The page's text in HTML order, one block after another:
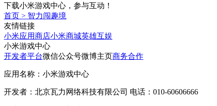
下载小米游戏中心，参与互动！
首页 > 智力闯趣境
友情链接
小米应用商店小米商城英雄互娱
小米游戏中心
开发者平台微信公众号微博主页商务合作
应用名称：小米游戏中心
开发者：北京瓦力网络科技有限公司 电话：010-60606666